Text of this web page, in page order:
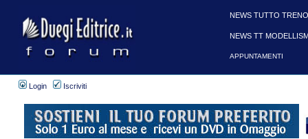
Login Iscriviti
NEWS TUTTO
NEWS TT
APPUNTAMENTI